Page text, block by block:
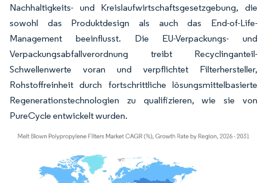
Nachhaltigkeits- und Kreislaufwirtschaftsgesetzgebung, die
sowohl das Produktdesign als auch das End-of-Life-
Management beeinflusst. Die EU-Verpackungs- und
Verpackungsabfallverordnung treibt Recyclinganteil-
Schwellenwerte voran und verpflichtet Filterhersteller,
Rohstoffreinheit durch fortschrittliche lösungsmittelbasierte
Regenerationstechnologien zu qualifizieren, wie sie von
PureCycle entwickelt wurden.